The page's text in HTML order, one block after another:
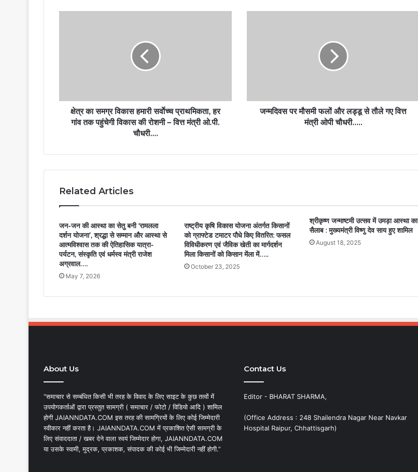
क्षेत्र का समग्र विकास हमारी सर्वाेच्च प्राथमिकता, हर
गांव तक पहुंचेगी विकास की रोशनी – वित्त मंत्री ओ.पी.
चौधरी….
जन्मदिवस पर मौसमी फलों और लड्डू से तौले गए वित्त
मंत्री ओपी चौधरी…..
Related Articles
जन-जन की आस्था का सेतु बनी ‘रामलला
दर्शन योजना’, श्रद्धा से सम्मान और आस्था से
आत्मविश्वास तक की ऐतिहासिक यात्रा-
पर्यटन, संस्कृति एवं धर्मस्व मंत्री राजेश
अग्रवाल….
May 7, 2026
राष्ट्रीय कृषि विकास योजना अंतर्गत किसानों
को ग्राफ्टेड टमाटर पौधे किए वितरित: फसल
विविधीकरण एवं जैविक खेती का मार्गदर्शन
मिला किसानों को किसान मेंला में…..
October 23, 2025
श्रीकृष्ण जन्माष्टमी उत्सव में उमड़ा आस्था का
सैलाब : मुख्यमंत्री विष्णु देव साय हुए शामिल
August 18, 2025
About Us
“समाचार से सम्बंधित किसी भी तरह के विवाद के लिए साइट के कुछ तत्वों में
उपयोगकर्ताओं द्वारा प्रस्तुत सामग्री ( समाचार / फोटो / विडियो आदि ) शामिल
होगी JAIANNDATA.COM इस तरह की सामग्रियों के लिए कोई जिम्मेदारी
स्वीकार नहीं करता है। JAIANNDATA.COM में प्रकाशित ऐसी सामग्री के
लिए संवाददाता / खबर देने वाला स्वयं जिम्मेदार होगा, JAIANNDATA.COM
या उसके स्वामी, मुद्रक, प्रकाशक, संपादक की कोई भी जिम्मेदारी नहीं होगी.”
Contact Us
Editor - BHARAT SHARMA,
(Office Address : 248 Shailendra Nagar Near Navkar
Hospital Raipur, Chhattisgarh)